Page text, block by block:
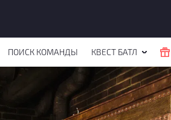
ПОИСК КОМАНДЫ КВЕСТ БАТЛ